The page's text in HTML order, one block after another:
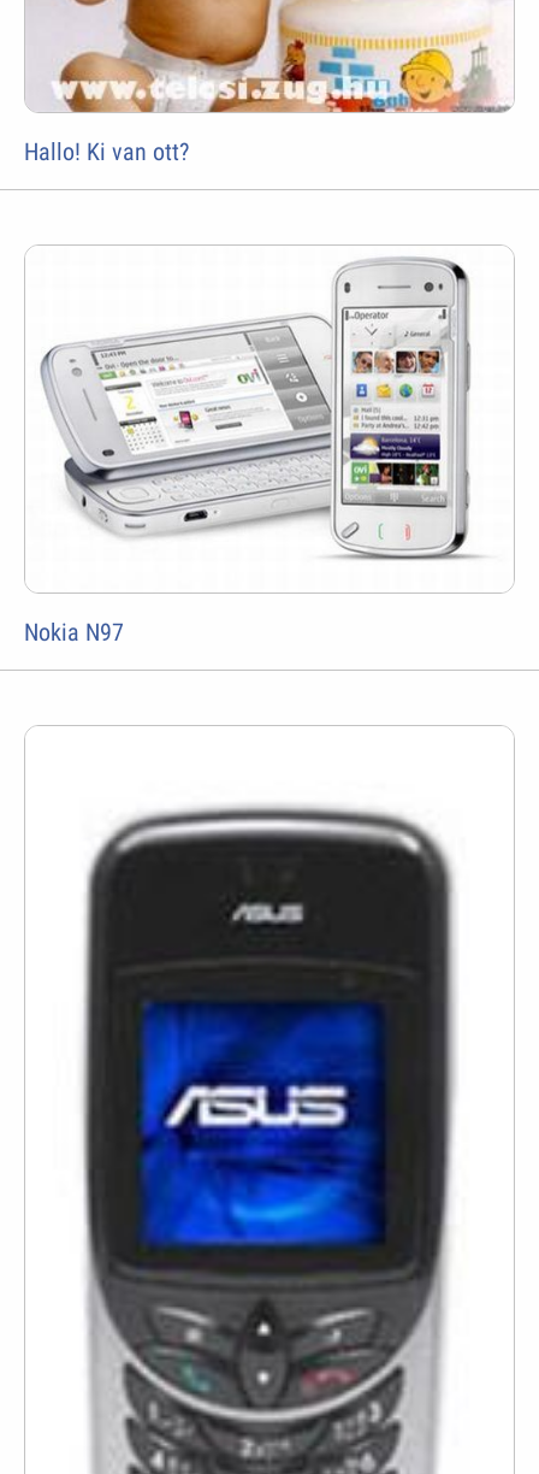
Hallo! Ki van ott?
Nokia N97